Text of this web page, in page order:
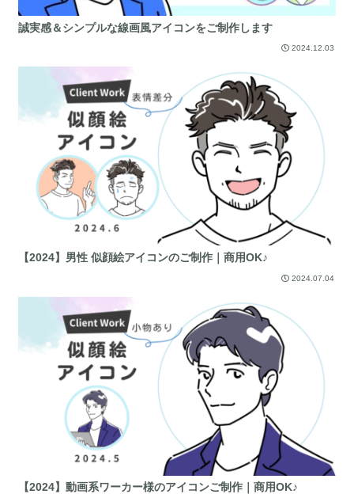
誠実感＆シンプルな線画風アイコンをご制作します
2024.12.03
【2024】男性 似顔絵アイコンのご制作｜商用OK♪
2024.07.04
【2024】動画系ワーカー様のアイコンご制作｜商用OK♪